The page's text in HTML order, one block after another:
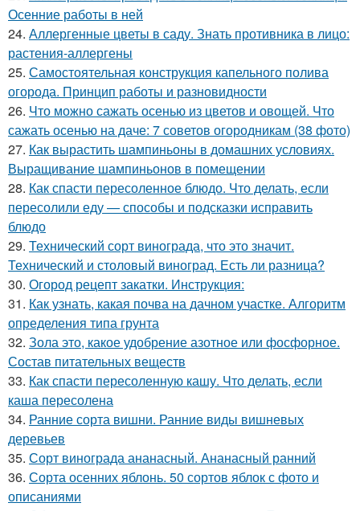
Осенние работы в ней
24. Аллергенные цветы в саду. Знать противника в лицо:
растения-аллергены
25. Самостоятельная конструкция капельного полива
огорода. Принцип работы и разновидности
26. Что можно сажать осенью из цветов и овощей. Что
сажать осенью на даче: 7 советов огородникам (38 фото)
27. Как вырастить шампиньоны в домашних условиях.
Выращивание шампиньонов в помещении
28. Как спасти пересоленное блюдо. Что делать, если
пересолили еду — способы и подсказки исправить
блюдо
29. Технический сорт винограда, что это значит.
Технический и столовый виноград. Есть ли разница?
30. Огород рецепт закатки. Инструкция:
31. Как узнать, какая почва на дачном участке. Алгоритм
определения типа грунта
32. Зола это, какое удобрение азотное или фосфорное.
Состав питательных веществ
33. Как спасти пересоленную кашу. Что делать, если
каша пересолена
34. Ранние сорта вишни. Ранние виды вишневых
деревьев
35. Сорт винограда ананасный. Ананасный ранний
36. Сорта осенних яблонь. 50 сортов яблок с фото и
описаниями